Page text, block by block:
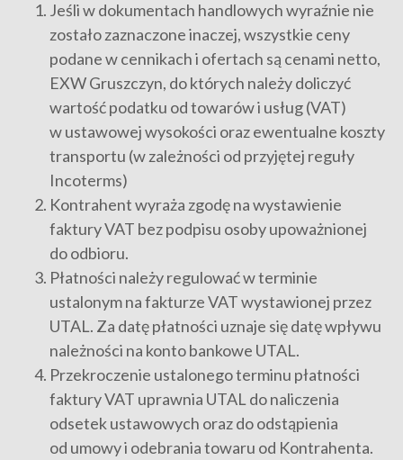
Jeśli w dokumentach handlowych wyraźnie nie
zostało zaznaczone inaczej, wszystkie ceny
podane w cennikach i ofertach są cenami netto,
EXW Gruszczyn, do których należy doliczyć
wartość podatku od towarów i usług (VAT)
w ustawowej wysokości oraz ewentualne koszty
transportu (w zależności od przyjętej reguły
Incoterms)
Kontrahent wyraża zgodę na wystawienie
faktury VAT bez podpisu osoby upoważnionej
do odbioru.
Płatności należy regulować w terminie
ustalonym na fakturze VAT wystawionej przez
UTAL. Za datę płatności uznaje się datę wpływu
należności na konto bankowe UTAL.
Przekroczenie ustalonego terminu płatności
faktury VAT uprawnia UTAL do naliczenia
odsetek ustawowych oraz do odstąpienia
od umowy i odebrania towaru od Kontrahenta.